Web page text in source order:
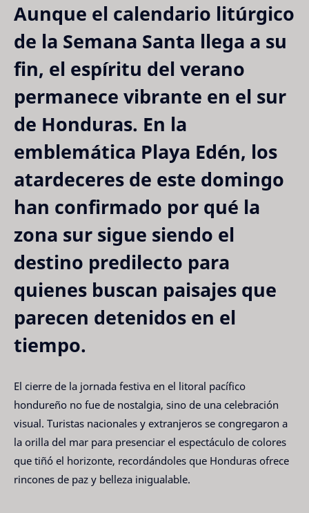
Aunque el calendario litúrgico
de la Semana Santa llega a su
fin, el espíritu del verano
permanece vibrante en el sur
de Honduras. En la
emblemática Playa Edén, los
atardeceres de este domingo
han confirmado por qué la
zona sur sigue siendo el
destino predilecto para
quienes buscan paisajes que
parecen detenidos en el
tiempo.
El cierre de la jornada festiva en el litoral pacífico
hondureño no fue de nostalgia, sino de una celebración
visual. Turistas nacionales y extranjeros se congregaron a
la orilla del mar para presenciar el espectáculo de colores
que tiñó el horizonte, recordándoles que Honduras ofrece
rincones de paz y belleza inigualable.